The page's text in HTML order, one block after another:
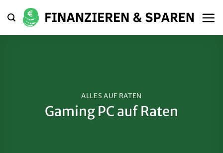
Inhalt
springen
ALLES AUF RATEN
Gaming PC auf Raten